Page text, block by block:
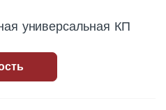
универсальная КП